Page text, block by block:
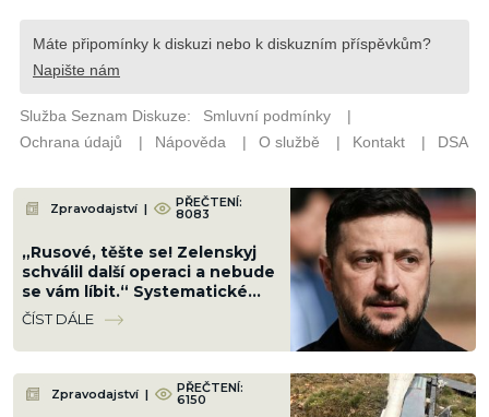
Zpravodajství | PŘEČTENÍ:
8083
„Rusové, těšte se! Zelenskyj
schválil další operaci a nebude
se vám líbit.“ Systematické
ničení zla pokračuje
ČÍST DÁLE
Zpravodajství | PŘEČTENÍ:
6150